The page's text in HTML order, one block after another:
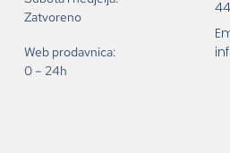
Zatvoreno
Web prodavnica:
0 – 24h